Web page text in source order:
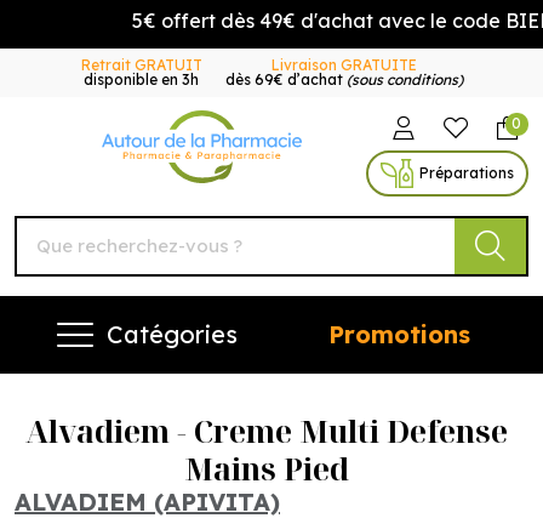
5€ offert dès 49€ d'achat avec le code
Retrait GRATUIT
disponible en 3h
Livraison GRATUITE
dès 69€ d’achat (sous conditions)
Autour de la Pharmacie
0
Préparations
Catégories Promotions
Alvadiem - Creme Multi Defense
Mains Pied
ALVADIEM (APIVITA)